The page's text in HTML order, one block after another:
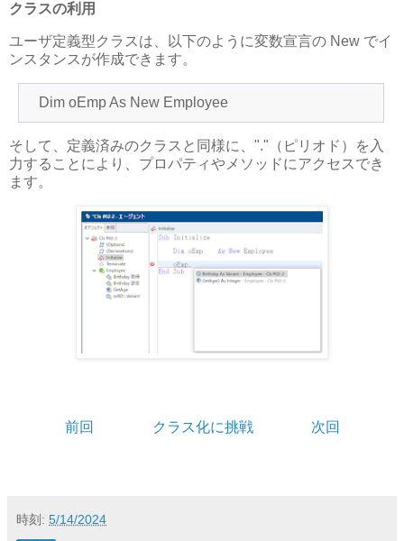
クラスの利用
ユーザ定義型クラスは、以下のように変数宣言の New でイ
ンスタンスが作成できます。
Dim oEmp As New Employee
そして、定義済みのクラスと同様に、"."（ピリオド）を入
力することにより、プロパティやメソッドにアクセスでき
ます。
前回 クラス化に挑戦 次回
時刻: 5/14/2024